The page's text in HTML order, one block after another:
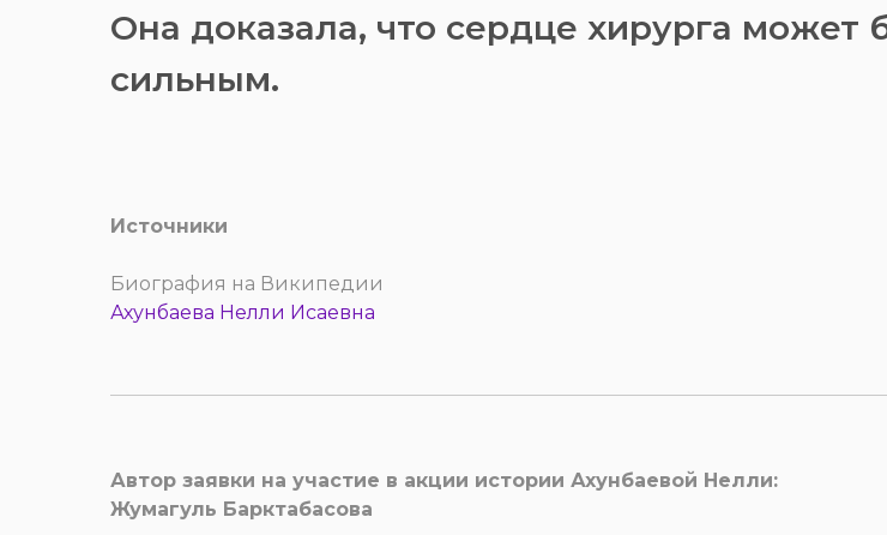
Она доказала, что сердце хирурга может
сильным.
Источники
Биография на Википедии
Ахунбаева Нелли Исаевна
Автор заявки на участие в акции истории Ахунбаевой Нелли:
Жумагуль Барктабасова